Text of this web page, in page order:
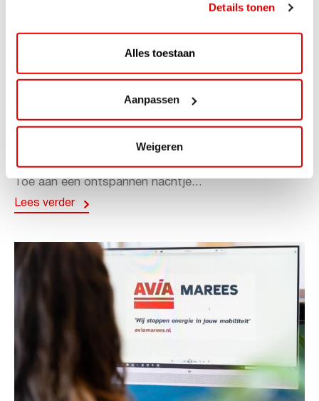
Details tonen
Alles toestaan
Aanpassen
Weigeren
ViaAVIA Super Deal: 20% korting bij
ViaAVIA Super Deal: €25 korting bij ViaLuxury Hotels
Toe aan een ontspannen nachtje...
Lees verder